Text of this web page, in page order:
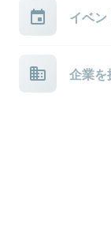
イベ
企業を